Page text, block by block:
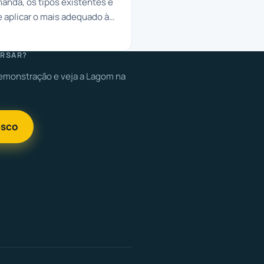
o mais adequado à
e veja a Lagom na